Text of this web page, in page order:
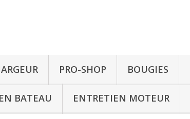
PRO-SHOP BOUGIES
BATEAU ENTRETIEN MOTEUR